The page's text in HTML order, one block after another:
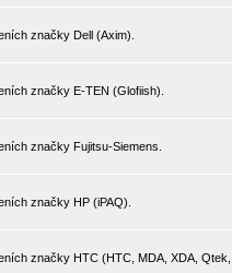
značky Dell (Axim).
značky E-TEN (Glofiish).
značky Fujitsu-Siemens.
značky HP (iPAQ).
značky HTC (HTC, MDA, XDA,